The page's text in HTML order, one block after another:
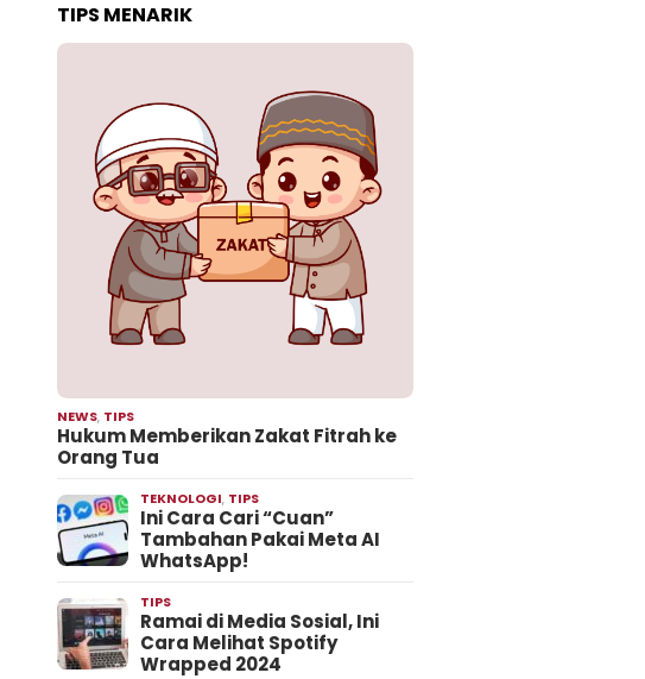
TIPS MENARIK
NEWS, TIPS
Hukum Memberikan Zakat Fitrah ke
Orang Tua
TEKNOLOGI, TIPS
Ini Cara Cari “Cuan”
Tambahan Pakai Meta AI
WhatsApp!
TIPS
Ramai di Media Sosial, Ini
Cara Melihat Spotify
Wrapped 2024